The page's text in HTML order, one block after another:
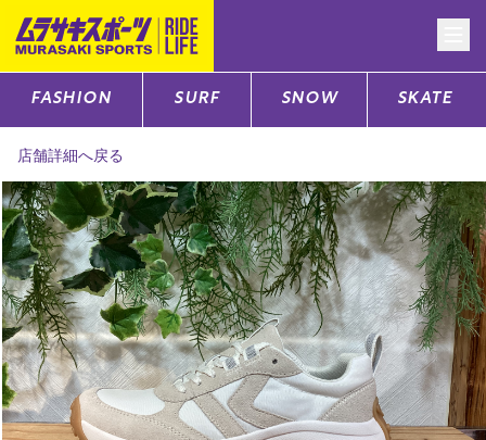
CATEGORY
サーフTOP
スノーTOP
スケートTOP
FASHION SURF SNOW SKATE
店舗詳細へ戻る